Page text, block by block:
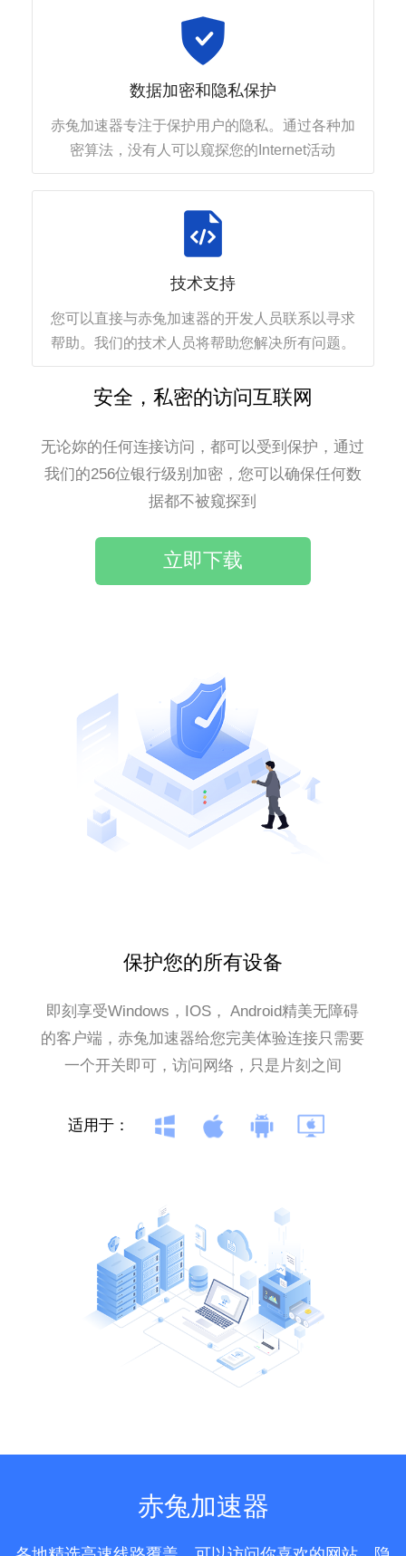
数据加密和隐私保护
赤兔加速器专注于保护用户的隐私。通过各种加
密算法，没有人可以窥探您的Internet活动
技术支持
您可以直接与赤兔加速器的开发人员联系以寻求
帮助。我们的技术人员将帮助您解决所有问题。
安全，私密的访问互联网
无论妳的任何连接访问，都可以受到保护，通过
我们的256位银行级别加密，您可以确保任何数
据都不被窥探到
立即下载
保护您的所有设备
即刻享受Windows，IOS， Android精美无障碍
的客户端，赤兔加速器给您完美体验连接只需要
一个开关即可，访问网络，只是片刻之间
适用于：
赤兔加速器